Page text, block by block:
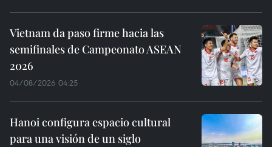
Vietnam da paso firme hacia las
semifinales de Campeonato ASEAN
2026
04/08/2026 04:25
Hanoi configura espacio cultural
para una visión de un siglo